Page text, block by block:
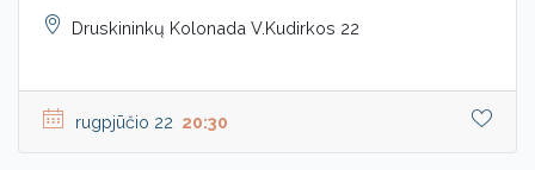
Druskininkų Kolonada V.Kudirkos 22
rugpjūčio 22 20:30